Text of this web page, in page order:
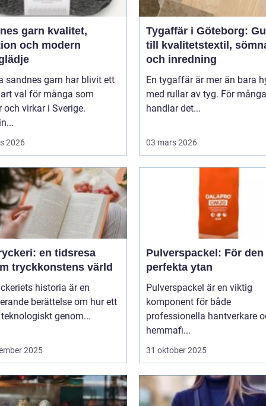
garn kvalitet,
och modern
sandnes garn har blivit ett
val för många som
och virkar i Sverige.
2026
Tygaffär i Göteborg:
till kvalitetstextil,
och inredning
En tygaffär är mer än bara
med rullar av tyg. För många
handlar det...
03 mars 2026
en tidsresa
tryckkonstens värld
historia är en
berättelse om hur ett
genom...
2025
Pulverspackel: För den
perfekta ytan
Pulverspackel är en viktig
komponent för både
professionella hantverkare
hemmafi...
31 oktober 2025